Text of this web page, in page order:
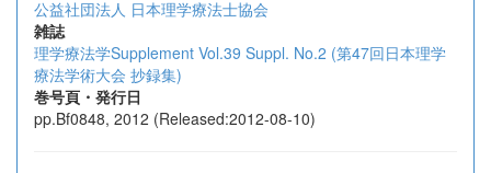
公益社団法人 日本理学療法士協会
雑誌
理学療法学Supplement Vol.39 Suppl. No.2 (第47回日本理学
療法学術大会 抄録集)
巻号頁・発行日
pp.Bf0848, 2012 (Released:2012-08-10)